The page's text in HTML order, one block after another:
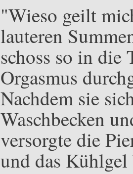
"Wieso geilt
lauteren
schoss so in die
Orgasmus
Nachdem sie
Waschbecken
versorgte die
und das